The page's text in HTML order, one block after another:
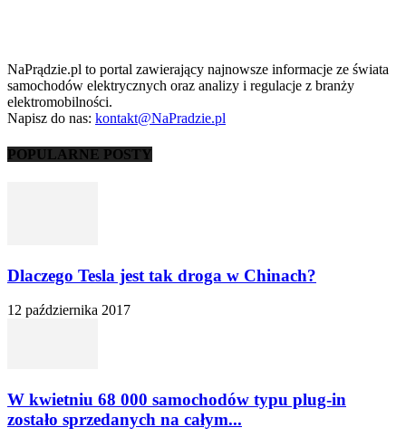
NaPrądzie.pl to portal zawierający najnowsze informacje ze świata
samochodów elektrycznych oraz analizy i regulacje z branży
elektromobilności.
Napisz do nas: kontakt@NaPradzie.pl
POPULARNE POSTY
Dlaczego Tesla jest tak droga w Chinach?
12 października 2017
W kwietniu 68 000 samochodów typu plug-in
zostało sprzedanych na całym...